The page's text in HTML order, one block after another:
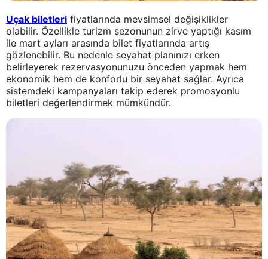
Uçak biletleri fiyatlarında mevsimsel değişiklikler
olabilir. Özellikle turizm sezonunun zirve yaptığı kasım
ile mart ayları arasında bilet fiyatlarında artış
gözlenebilir. Bu nedenle seyahat planınızı erken
belirleyerek rezervasyonunuzu önceden yapmak hem
ekonomik hem de konforlu bir seyahat sağlar. Ayrıca
sistemdeki kampanyaları takip ederek promosyonlu
biletleri değerlendirmek mümkündür.